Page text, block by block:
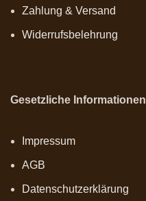
Zahlung & Versand
Widerrufsbelehrung
Gesetzliche Informationen
Impressum
AGB
Datenschutzerklärung